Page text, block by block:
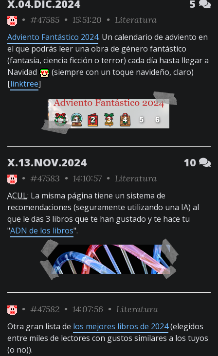
X.04.DIC.2024 5
• #47585 • 15:51:20 • Literatura
Adviento Fantástico 2024. Un calendario de adviento en
el que podrás leer una obra de género fantástico
(fantasía, ciencia ficción o terror) cada día hasta llegar a
Navidad
(siempre con un toque navideño, claro)
[linktree]
X.13.NOV.2024 10
• #47583 • 14:10:57 • Literatura
ACUL: La misma página tiene un sistema de
recomendaciones (seguramente utilizando una IA) al
que le das 3 libros que te han gustado y te hace tu
"ADN de los libros".
• #47582 • 14:07:56 • Literatura
Otra gran lista de los mejores libros de 2024(elegidos
entre miles de lectores con gustos similares a los tuyos
(o no)).